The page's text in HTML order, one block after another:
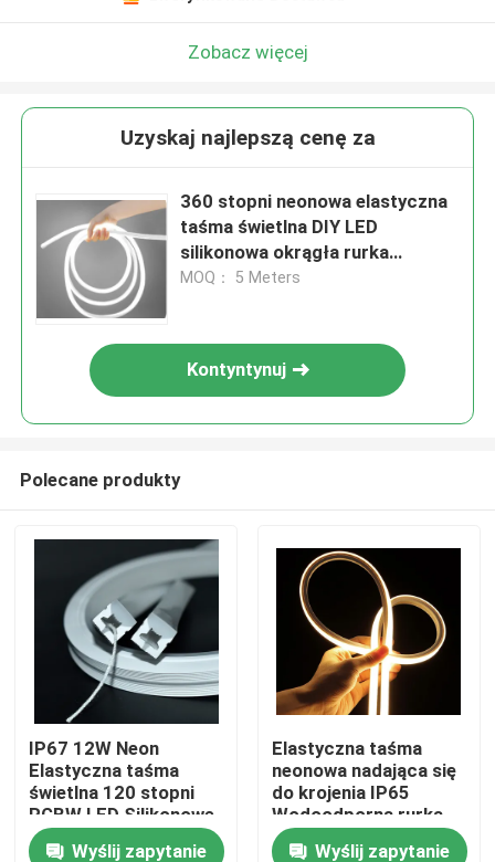
Dom
Zobacz więcej
Uzyskaj najlepszą cenę za
360 stopni neonowa elastyczna
taśma świetlna DIY LED
silikonowa okrągła rurka
świetlna 24V 12W IP67
MOQ： 5 Meters
Kontyntynuj
Polecane produkty
IP67 12W Neon
Elastyczna taśma
świetlna 120 stopni
RGBW LED Silikonowe
światło
Wyślij zapytanie
Elastyczna taśma
neonowa nadająca się
do krojenia IP65
Wodoodporna rurka
silikonowa LED 24v
Wyślij zapytanie